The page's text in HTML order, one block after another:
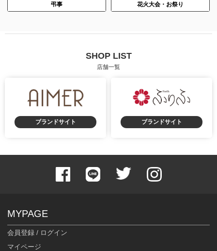
弔事 花火大会・お祭り
SHOP LIST
店舗一覧
ブランドサイト ブランドサイト
MYPAGE
会員登録 / ログイン
マイページ